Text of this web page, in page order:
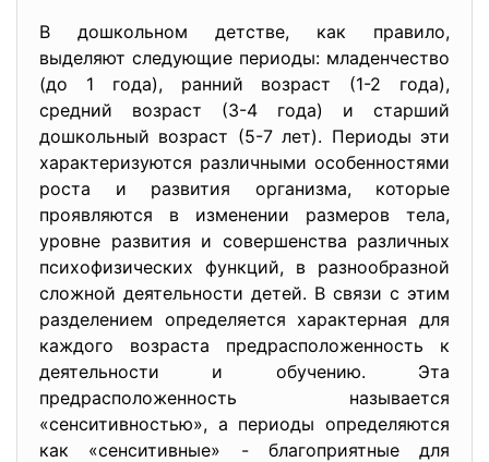
В дошкольном детстве, как правило,
выделяют следующие периоды: младенчество
(до 1 года), ранний возраст (1-2 года),
средний возраст (3-4 года) и старший
дошкольный возраст (5-7 лет). Периоды эти
характеризуются различными особенностями
роста и развития организма, которые
проявляются в изменении размеров тела,
уровне развития и совершенства различных
психофизических функций, в разнообразной
сложной деятельности детей. В связи с этим
разделением определяется характерная для
каждого возраста предрасположенность к
деятельности и обучению. Эта
предрасположенность называется
«сенситивностью», а периоды определяются
как «сенситивные» - благоприятные для